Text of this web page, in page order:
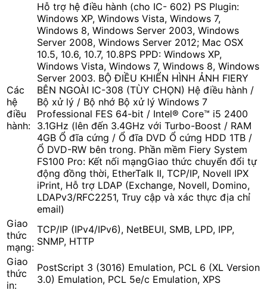
Các
hệ
điều
hành:
Hỗ trợ hệ điều hành (cho IC- 602) PS Plugin:
Windows XP, Windows Vista, Windows 7,
Windows 8, Windows Server 2003, Windows
Server 2008, Windows Server 2012; Mac OSX
10.5, 10.6, 10.7, 10.8PS PPD: Windows XP,
Windows Vista, Windows 7, Windows 8, Windows
Server 2003. BỘ ĐIỀU KHIỂN HÌNH ẢNH FIERY
BÊN NGOÀI IC-308 (TÙY CHỌN) Hệ điều hành /
Bộ xử lý / Bộ nhớ Bộ xử lý Windows 7
Professional FES 64-bit / Intel® Core™ i5 2400
3.1GHz (lên đến 3.4GHz với Turbo-Boost / RAM
4GB Ổ đĩa cứng / Ổ đĩa DVD Ổ cứng HDD 1TB /
Ổ DVD-RW bên trong. Phần mềm Fiery System
FS100 Pro: Kết nối mạngGiao thức chuyển đổi tự
động đồng thời, EtherTalk II, TCP/IP, Novell IPX
iPrint, Hỗ trợ LDAP (Exchange, Novell, Domino,
LDAPv3/RFC2251, Truy cập và xác thực địa chỉ
email)
Giao
thức
mạng:
TCP/IP (IPv4/IPv6), NetBEUI, SMB, LPD, IPP,
SNMP, HTTP
Giao
thức
in:
PostScript 3 (3016) Emulation, PCL 6 (XL Version
3.0) Emulation, PCL 5e/c Emulation, XPS